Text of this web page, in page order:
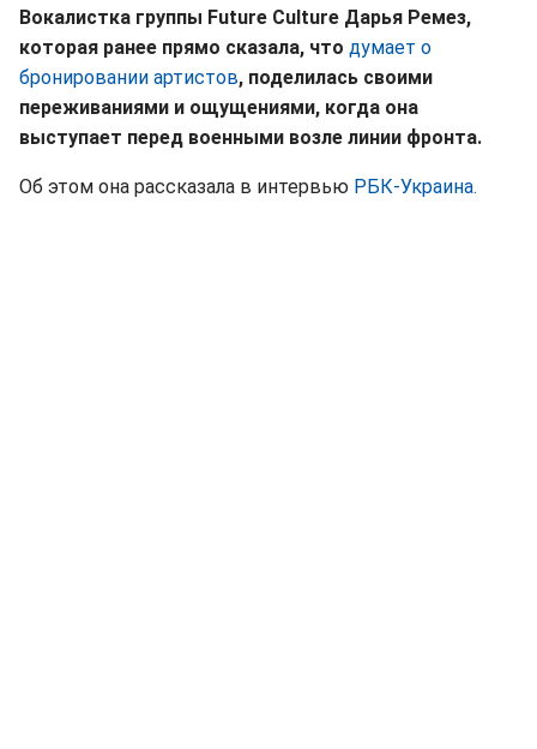
Вокалистка группы Future Culture Дарья Ремез,
которая ранее прямо сказала, что думает о
бронировании артистов, поделилась своими
переживаниями и ощущениями, когда она
выступает перед военными возле линии фронта.
Об этом она рассказала в интервью РБК-Украина.